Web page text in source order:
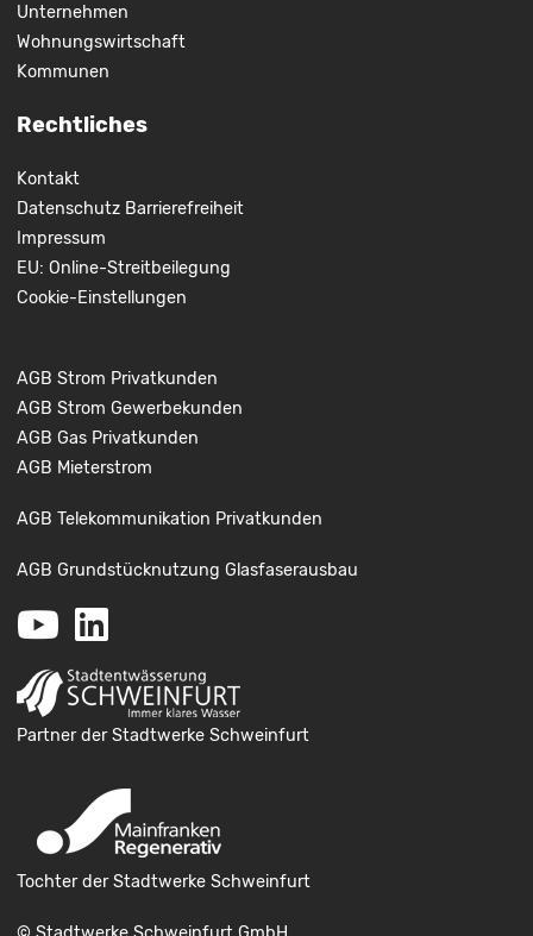
Unternehmen
Wohnungswirtschaft
Kommunen
Rechtliches
Kontakt
Datenschutz Barrierefreiheit
Impressum
EU: Online-Streitbeilegung
Cookie-Einstellungen
AGB Strom Privatkunden
AGB Strom Gewerbekunden
AGB Gas Privatkunden
AGB Mieterstrom
AGB Telekommunikation Privatkunden
AGB Grundstücknutzung Glasfaserausbau
Youtube
Partner der Stadtwerke Schweinfurt
Tochter der Stadtwerke Schweinfurt